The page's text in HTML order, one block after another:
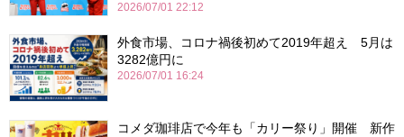
2026/07/01 22:12
外食市場、コロナ禍後初めて2019年超え 5月は
3282億円に
2026/07/01 16:24
コメダ珈琲店で今年も「カリー祭り」開催 新作